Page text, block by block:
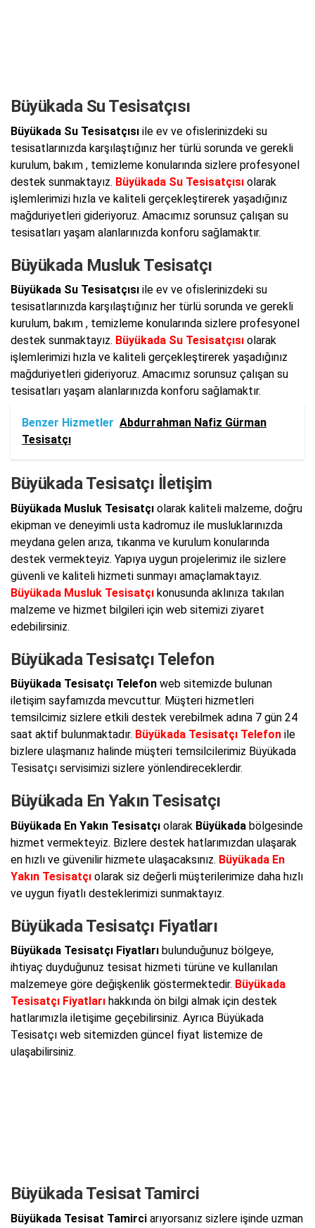
Büyükada Su Tesisatçısı
Büyükada Su Tesisatçısı ile ev ve ofislerinizdeki su
tesisatlarınızda karşılaştığınız her türlü sorunda ve gerekli
kurulum, bakım , temizleme konularında sizlere profesyonel
destek sunmaktayız. Büyükada Su Tesisatçısı olarak
işlemlerimizi hızla ve kaliteli gerçekleştirerek yaşadığınız
mağduriyetleri gideriyoruz. Amacımız sorunsuz çalışan su
tesisatları yaşam alanlarınızda konforu sağlamaktır.
Büyükada Musluk Tesisatçı
Büyükada Su Tesisatçısı ile ev ve ofislerinizdeki su
tesisatlarınızda karşılaştığınız her türlü sorunda ve gerekli
kurulum, bakım , temizleme konularında sizlere profesyonel
destek sunmaktayız. Büyükada Su Tesisatçısı olarak
işlemlerimizi hızla ve kaliteli gerçekleştirerek yaşadığınız
mağduriyetleri gideriyoruz. Amacımız sorunsuz çalışan su
tesisatları yaşam alanlarınızda konforu sağlamaktır.
Benzer Hizmetler Abdurrahman Nafiz Gürman
Tesisatçı
Büyükada Tesisatçı İletişim
Büyükada Musluk Tesisatçı olarak kaliteli malzeme, doğru
ekipman ve deneyimli usta kadromuz ile musluklarınızda
meydana gelen arıza, tıkanma ve kurulum konularında
destek vermekteyiz. Yapıya uygun projelerimiz ile sizlere
güvenli ve kaliteli hizmeti sunmayı amaçlamaktayız.
Büyükada Musluk Tesisatçı konusunda aklınıza takılan
malzeme ve hizmet bilgileri için web sitemizi ziyaret
edebilirsiniz.
Büyükada Tesisatçı Telefon
Büyükada Tesisatçı Telefon web sitemizde bulunan
iletişim sayfamızda mevcuttur. Müşteri hizmetleri
temsilcimiz sizlere etkili destek verebilmek adına 7 gün 24
saat aktif bulunmaktadır. Büyükada Tesisatçı Telefon ile
bizlere ulaşmanız halinde müşteri temsilcilerimiz Büyükada
Tesisatçı servisimizi sizlere yönlendireceklerdir.
Büyükada En Yakın Tesisatçı
Büyükada En Yakın Tesisatçı olarak Büyükada bölgesinde
hizmet vermekteyiz. Bizlere destek hatlarımızdan ulaşarak
en hızlı ve güvenilir hizmete ulaşacaksınız. Büyükada En
Yakın Tesisatçı olarak siz değerli müşterilerimize daha hızlı
ve uygun fiyatlı desteklerimizi sunmaktayız.
Büyükada Tesisatçı Fiyatları
Büyükada Tesisatçı Fiyatları bulunduğunuz bölgeye,
ihtiyaç duyduğunuz tesisat hizmeti türüne ve kullanılan
malzemeye göre değişkenlik göstermektedir. Büyükada
Tesisatçı Fiyatları hakkında ön bilgi almak için destek
hatlarımızla iletişime geçebilirsiniz. Ayrıca Büyükada
Tesisatçı web sitemizden güncel fiyat listemize de
ulaşabilirsiniz.
Büyükada Tesisat Tamirci
Büyükada Tesisat Tamirci arıyorsanız sizlere işinde uzman